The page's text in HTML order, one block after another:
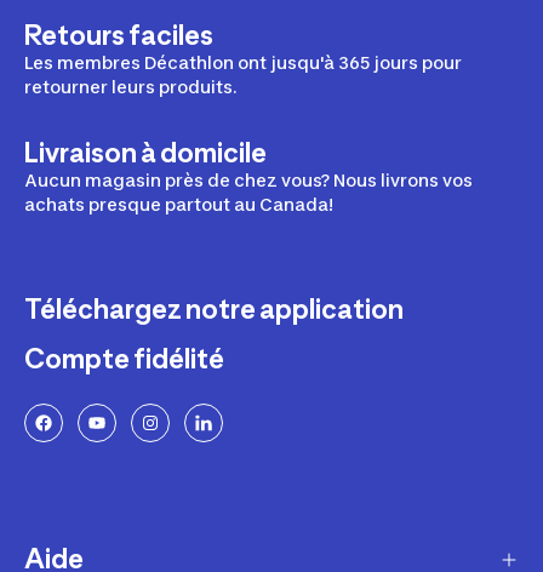
Retours faciles
Les membres Décathlon ont jusqu'à 365 jours pour
retourner leurs produits.
Livraison à domicile
Aucun magasin près de chez vous? Nous livrons vos
achats presque partout au Canada!
Téléchargez notre application
Compte fidélité
Aide